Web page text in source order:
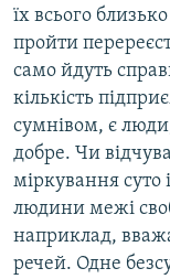
їх всього
пройти
само йдуть
кількість
сумнівом, є
добре. Чи
міркування суто
людини межі
наприклад,
речей. Одне